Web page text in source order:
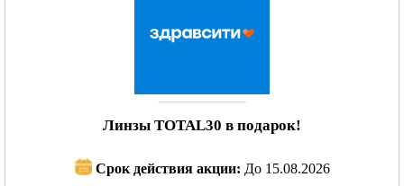
Линзы TOTAL30 в подарок!
Срок действия акции: До 15.08.2026